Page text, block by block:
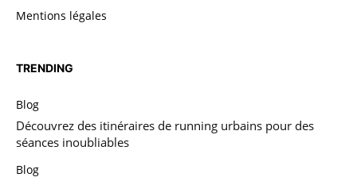
Mentions légales
TRENDING
Blog
Découvrez des itinéraires de running urbains pour des
séances inoubliables
Blog